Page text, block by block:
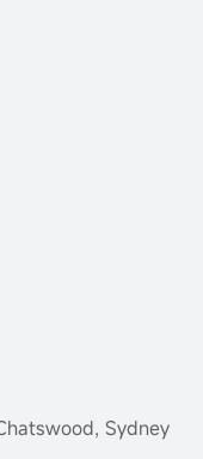
Sydney